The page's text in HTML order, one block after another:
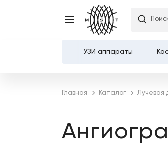
УЗИ аппараты
Главная Каталог Лучевая